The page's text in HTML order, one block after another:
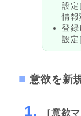
設定
情報
登録
設定
意欲を新
1.
［意欲